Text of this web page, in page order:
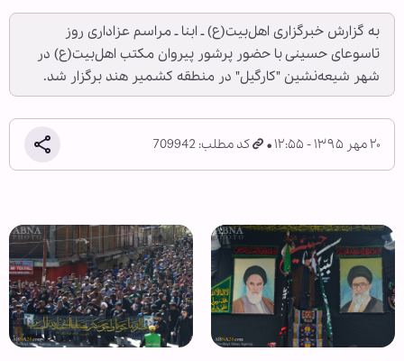
به گزارش خبرگزاری اهل‌بیت(ع) ـ ابنا ـ مراسم عزاداری روز
تاسوعای حسینی با حضور پرشور پیروان مکتب اهل‌بیت(ع) در
شهر شیعه‌نشین "کارگیل" در منطقه کشمیر هند برگزار شد.
۲۰ مهر ۱۳۹۵ - ۱۲:۵۵ کد مطلب: 709942